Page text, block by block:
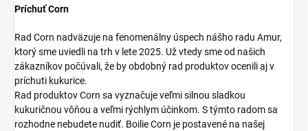
Príchuť Corn
Rad Corn nadväzuje na fenomenálny úspech nášho radu Amur,
ktorý sme uviedli na trh v lete 2025. Už vtedy sme od našich
zákazníkov počúvali, že by obdobný rad produktov ocenili aj v
príchuti kukurice.
Rad produktov Corn sa vyznačuje veľmi silnou sladkou
kukuričnou vôňou a veľmi rýchlym účinkom. S týmto radom sa
rozhodne nebudete nudiť. Boilie Corn je postavené na našej